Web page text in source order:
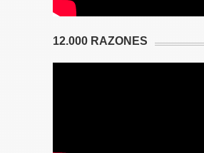
12.000 RAZONES